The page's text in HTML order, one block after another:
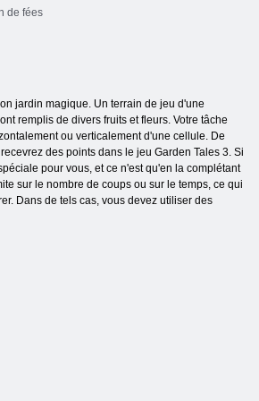
de fées
jardin magique. Un terrain de jeu d'une
remplis de divers fruits et fleurs. Votre tâche
ou verticalement d'une cellule. De
des points dans le jeu Garden Tales 3. Si
pour vous, et ce n'est qu'en la complétant
sur le nombre de coups ou sur le temps, ce qui
Dans de tels cas, vous devez utiliser des